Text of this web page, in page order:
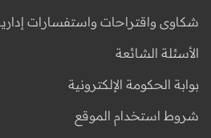
شكاوى واقتراحات واستفسارات
الأسئلة الشائعة
بوابة الحكومة الإلكترونية
شروط استخدام الموقع